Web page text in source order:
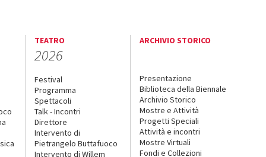
TEATRO
2026
Festival
Programma
Spettacoli
Talk - Incontri
Direttore
Intervento di
Pietrangelo Buttafuoco
Intervento di Willem
ARCHIVIO STORICO
Presentazione
Biblioteca della Biennale
Archivio Storico
Mostre e Attività
Progetti Speciali
Attività e incontri
Mostre Virtuali
Fondi e Collezioni